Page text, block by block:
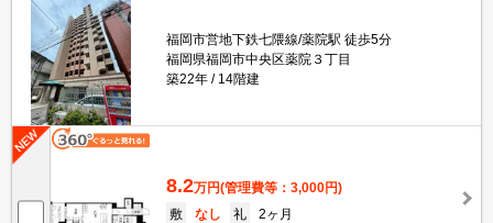
福岡市営地下鉄七隈線/薬院駅 徒歩5分
福岡県福岡市中央区薬院３丁目
築22年
14階建
8.2万円(管理費等：3,000円)
敷
なし 礼
2ヶ月